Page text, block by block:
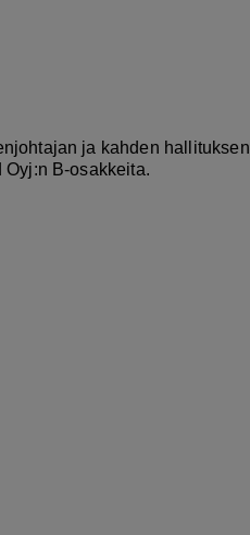
ja kahden hallituksen
B-osakkeita.